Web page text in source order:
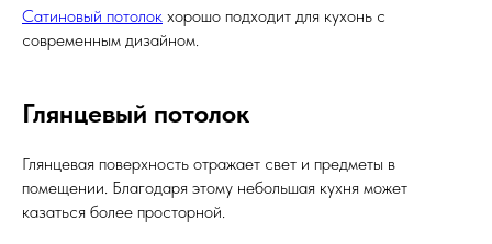
Сатиновый потолок хорошо подходит для кухонь с
современным дизайном.
Глянцевый потолок
Глянцевая поверхность отражает свет и предметы в
помещении. Благодаря этому небольшая кухня может
казаться более просторной.